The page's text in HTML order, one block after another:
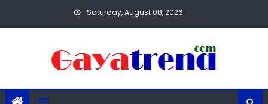
Saturday, August 08, 2026